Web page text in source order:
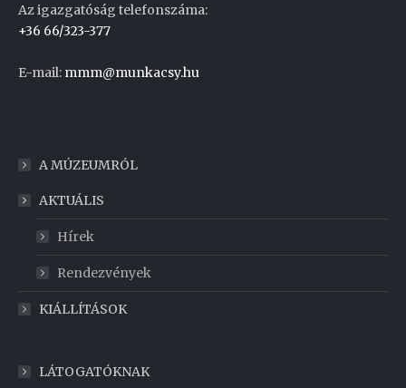
Az igazgatóság telefonszáma:
+36 66/323-377
E-mail: mmm@munkacsy.hu
A MÚZEUMRÓL
AKTUÁLIS
Hírek
Rendezvények
KIÁLLÍTÁSOK
LÁTOGATÓKNAK